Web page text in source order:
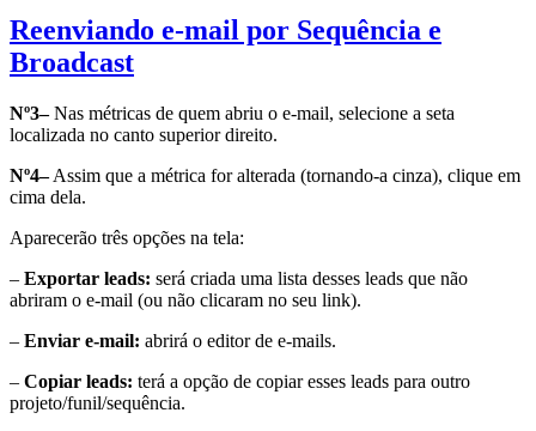
Reenviando e-mail por Sequência e
Broadcast
Nº3–Nas métricas de quem abriu o e-mail, selecione a seta
localizada no canto superior direito.
Nº4–Assim que a métrica for alterada (tornando-a cinza), clique em
cima dela.
Aparecerão três opções na tela:
– Exportar leads: será criada uma lista desses leads que não
abriram o e-mail (ou não clicaram no seu link).
– Enviar e-mail: abrirá o editor de e-mails.
– Copiar leads: terá a opção de copiar esses leads para outro
projeto/funil/sequência.